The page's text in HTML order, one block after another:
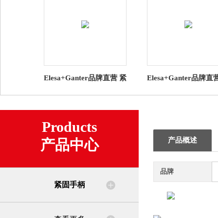
Elesa+Ganter品牌直营 紧
手柄压铸锌（5）
Elesa+Ganter品牌直
柄 压铸锌（1）
Products
产品中心
紧固手柄
产品概述
品牌